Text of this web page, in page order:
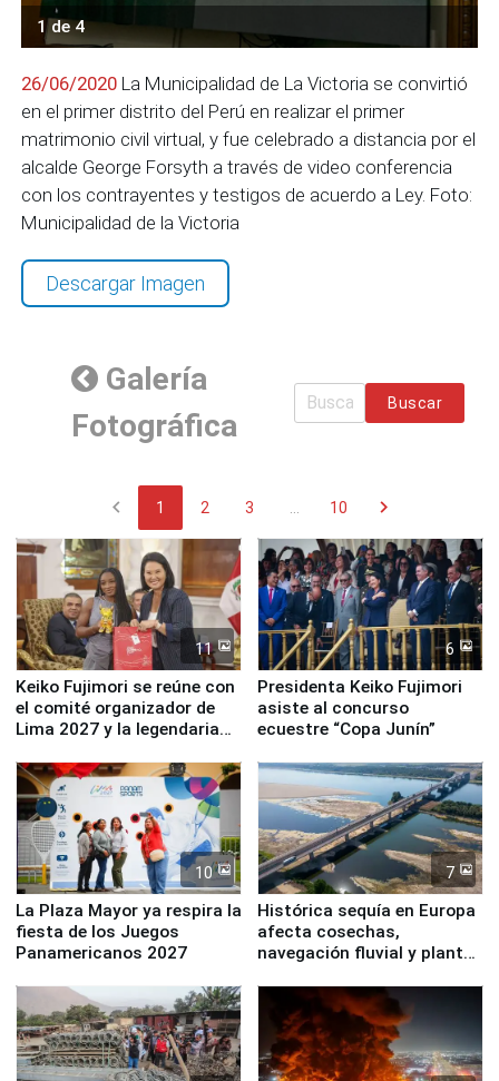
1 de 4
26/06/2020 La Municipalidad de La Victoria se convirtió
en el primer distrito del Perú en realizar el primer
matrimonio civil virtual, y fue celebrado a distancia por el
alcalde George Forsyth a través de video conferencia
con los contrayentes y testigos de acuerdo a Ley. Foto:
Municipalidad de la Victoria
Descargar Imagen
Galería
Fotográfica
Buscar
chevron_left 1 2 3 10 chevron_right
11
Keiko Fujimori se reúne con
el comité organizador de
Lima 2027 y la legendaria
6
Presidenta Keiko Fujimori
asiste al concurso
ecuestre “Copa Junín”
10
La Plaza Mayor ya respira la
fiesta de los Juegos
Panamericanos 2027
7
Histórica sequía en Europa
afecta cosechas,
navegación fluvial y plantas